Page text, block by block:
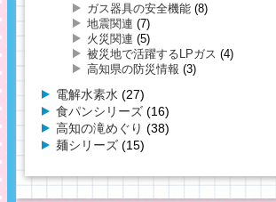
ガス器具の安全機能 (8)
地震関連 (7)
火災関連 (5)
被災地で活躍するLPガス (4)
高知県の防災情報 (3)
電解水素水 (27)
食パンシリーズ (16)
高知の滝めぐり (38)
麺シリーズ (15)